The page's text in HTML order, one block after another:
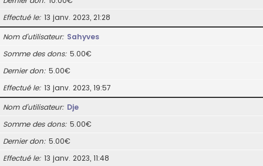
Effectué le 13 janv. 2023, 21:28
Nom d’utilisateur Sahyves
Somme des dons 5.00€
Dernier don 5.00€
Effectué le 13 janv. 2023, 19:57
Nom d’utilisateur Dje
Somme des dons 5.00€
Dernier don 5.00€
Effectué le 13 janv. 2023, 11:48